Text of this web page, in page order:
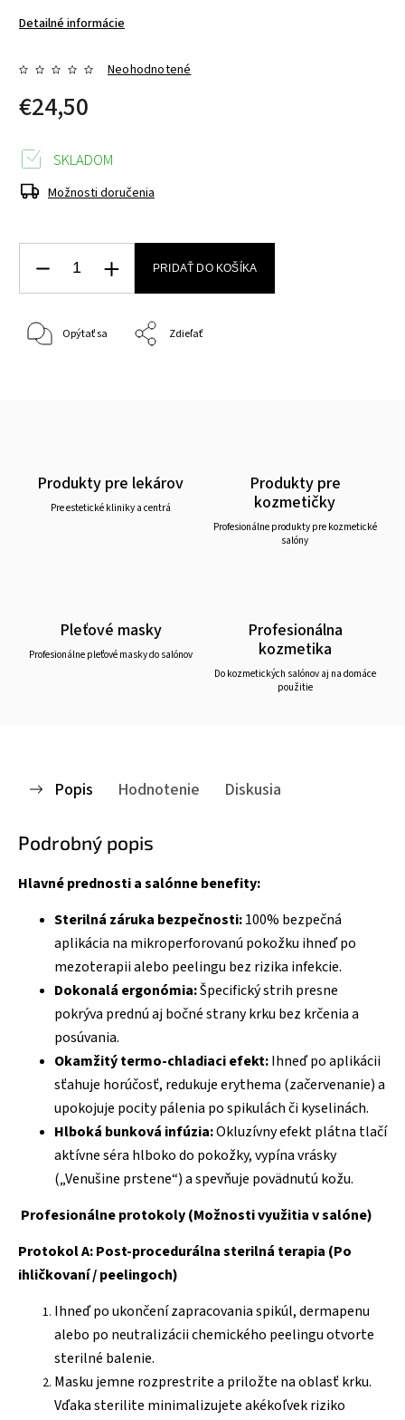
Detailné informácie
Neohodnotené
€24,50
SKLADOM
Možnosti doručenia
PRIDAŤ DO KOŠÍKA
Opýtať sa Zdieľať
Produkty pre lekárov
Pre estetické kliniky a centrá
Produkty pre
kozmetičky
Profesionálne produkty pre kozmetické
salóny
Pleťové masky
Profesionálne pleťové masky do salónov
Profesionálna
kozmetika
Do kozmetických salónov aj na domáce
použitie
Popis Hodnotenie Diskusia
Podrobný popis
Hlavné prednosti a salónne benefity:
Sterilná záruka bezpečnosti:100% bezpečná
aplikácia na mikroperforovanú pokožku ihneď po
mezoterapii alebo peelingu bez rizika infekcie.
Dokonalá ergonómia:Špecifický strih presne
pokrýva prednú aj bočné strany krku bez krčenia a
posúvania.
Okamžitý termo-chladiaci efekt:Ihneď po aplikácii
sťahuje horúčosť, redukuje erythema (začervenanie) a
upokojuje pocity pálenia po spikulách či kyselinách.
Hlboká bunková infúzia:Okluzívny efekt plátna tlačí
aktívne séra hlboko do pokožky, vypína vrásky
(„Venušine prstene“) a spevňuje povädnutú kožu.
Profesionálne protokoly (Možnosti využitia v salóne)
Protokol A: Post-procedurálna sterilná terapia (Po
ihličkovaní / peelingoch)
Ihneď po ukončení zapracovania spikúl, dermapenu
alebo po neutralizácii chemického peelingu otvorte
sterilné balenie.
Masku jemne rozprestrite a priložte na oblasť krku.
Vďaka sterilite minimalizujete akékoľvek riziko